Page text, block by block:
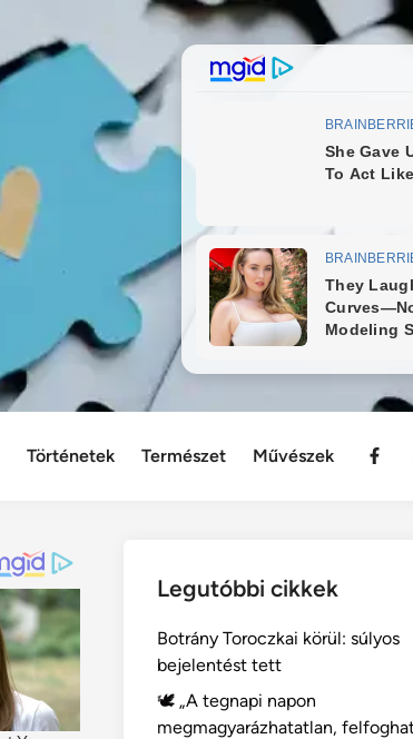
Történetek Természet Művészek
Menu
Legutóbbi cikkek
Botrány Toroczkai körül: súlyos
bejelentést tett
🕊️ „A tegnapi napon
megmagyarázhatatlan,